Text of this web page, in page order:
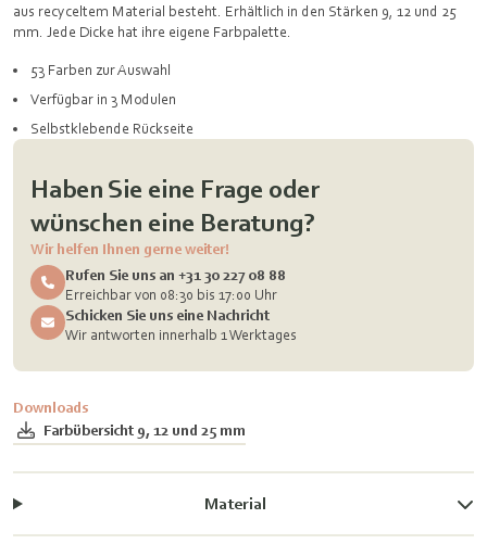
aus recyceltem Material besteht. Erhältlich in den Stärken 9, 12 und 25
mm. Jede Dicke hat ihre eigene Farbpalette.
53 Farben zur Auswahl
Verfügbar in 3 Modulen
Selbstklebende Rückseite
Haben Sie eine Frage oder
wünschen eine Beratung?
Wir helfen Ihnen gerne weiter!
Rufen Sie uns an +31 30 227 08 88
Erreichbar von 08:30 bis 17:00 Uhr
Schicken Sie uns eine Nachricht
Wir antworten innerhalb 1 Werktages
Downloads
Farbübersicht 9, 12 und 25 mm
Material